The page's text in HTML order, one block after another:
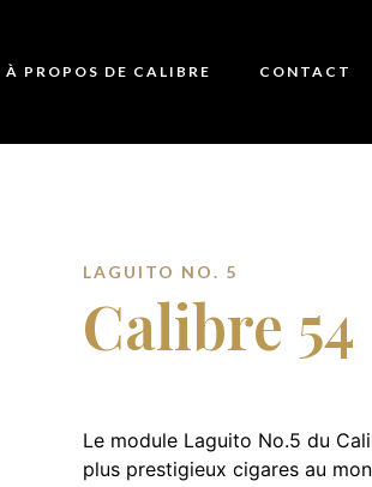
À PROPOS DE CALIBRE CONTACT
LAGUITO NO. 5
Calibre 54
Le module Laguito No.5 du
plus prestigieux cigares au